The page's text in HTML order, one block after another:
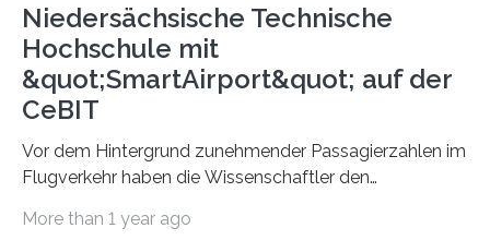
Niedersächsische Technische
Hochschule mit
&quot;SmartAirport&quot; auf der
CeBIT
Vor dem Hintergrund zunehmender Passagierzahlen im
Flugverkehr haben die Wissenschaftler den
Reisende…
More than 1 year ago